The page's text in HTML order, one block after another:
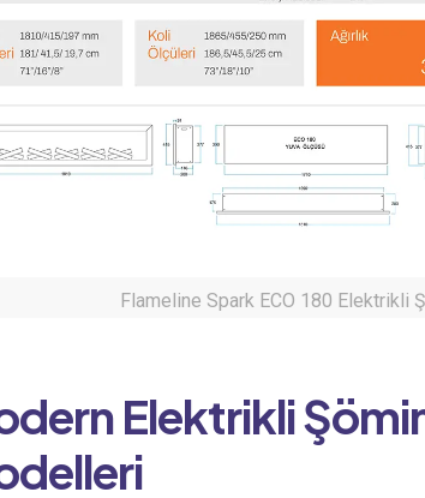
Flameline Spark ECO 180 Elektrikli
Elektrikli